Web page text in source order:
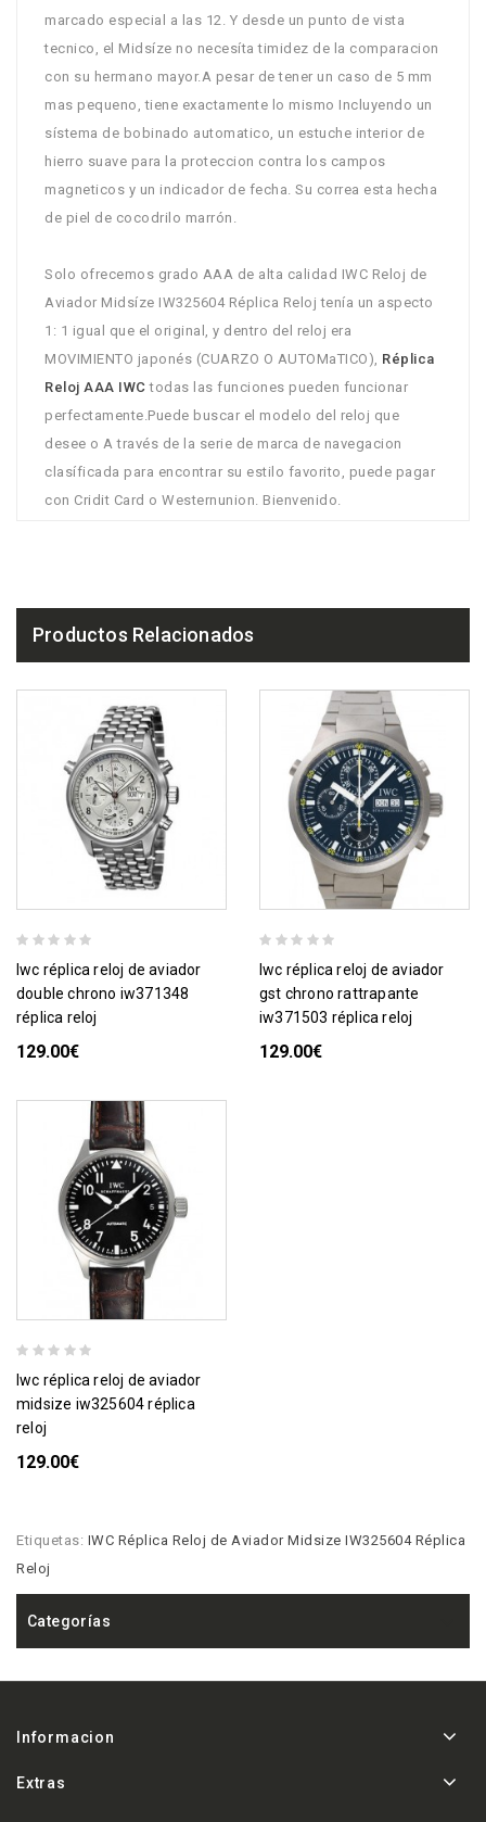
marcado especial a las 12. Y desde un punto de vista
tecnico, el Midsíze no necesíta timidez de la comparacion
con su hermano mayor.A pesar de tener un caso de 5 mm
mas pequeno, tiene exactamente lo mismo Incluyendo un
sístema de bobinado automatico, un estuche interior de
hierro suave para la proteccion contra los campos
magneticos y un indicador de fecha. Su correa esta hecha
de piel de cocodrilo marrón.
Solo ofrecemos grado AAA de alta calidad IWC Reloj de
Aviador Midsíze IW325604 Réplica Reloj tenía un aspecto
1: 1 igual que el original, y dentro del reloj era
MOVIMIENTO japonés (CUARZO O AUTOMaTICO), Réplica
Reloj AAA IWCtodas las funciones pueden funcionar
perfectamente.Puede buscar el modelo del reloj que
desee o A través de la serie de marca de navegacion
clasíficada para encontrar su estilo favorito, puede pagar
con Cridit Card o Westernunion. Bienvenido.
Productos Relacionados
iwc réplica reloj de aviador
double chrono iw371348
réplica reloj
129.00€
iwc réplica reloj de aviador
gst chrono rattrapante
iw371503 réplica reloj
129.00€
iwc réplica reloj de aviador
midsize iw325604 réplica
reloj
129.00€
Etiquetas: IWC Réplica Reloj de Aviador Midsize IW325604 Réplica
Reloj
Categorías
Informacion
Extras